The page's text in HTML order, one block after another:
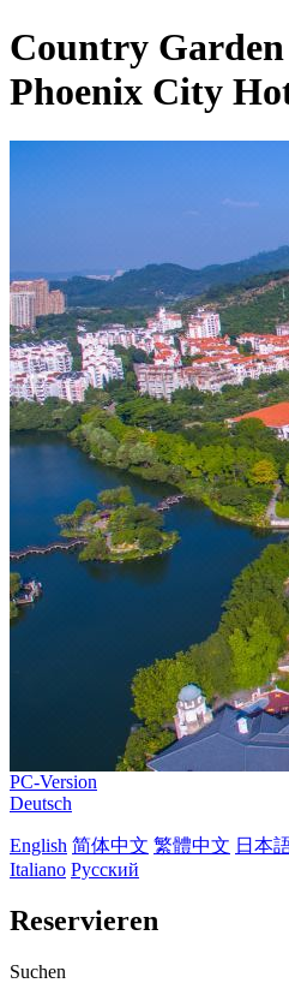
Country Garden
Phoenix City
PC-Version
Deutsch
English 简体中文 繁體中文 日本
Italiano Русский
Reservieren
Suchen